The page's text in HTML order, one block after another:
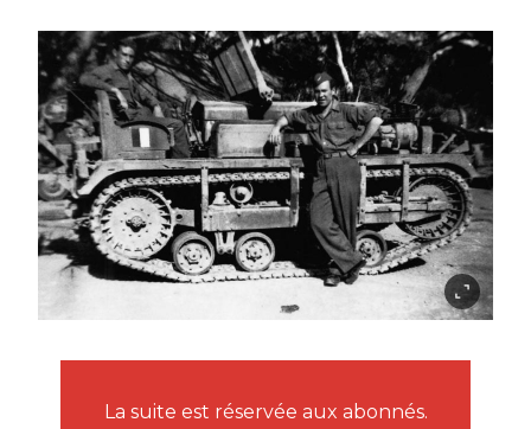
La suite est réservée aux abonnés.